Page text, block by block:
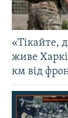
«Тікайте,
живе
км від